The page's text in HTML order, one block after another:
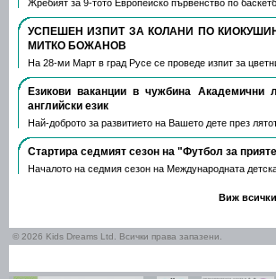
Жребият за 9-тото Европейско първенство по
УСПЕШЕН ИЗПИТ ЗА КОЛАНИ ПО
МИТКО БОЖАНОВ
На 28-ми Март в град Русе се проведе изпит за
Езикови ваканции​ в чужбина
английски език
Най-доброто за развитието на Вашето дете през
Стартира седмият сезон на "Футбол за
Началото на седмия сезон на Международната
Виж
© 2026 Kids Dreams Ltd. Всички права запазени.